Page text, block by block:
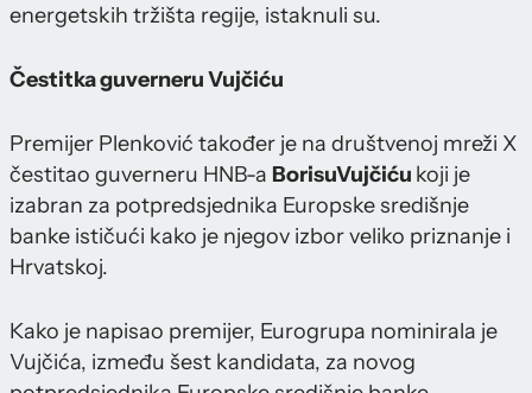
energetskih tržišta regije, istaknuli su.
Čestitka guverneru Vujčiću
Premijer Plenković također je na društvenoj mreži X
čestitao guverneru HNB-a BorisuVujčiću koji je
izabran za potpredsjednika Europske središnje
banke ističući kako je njegov izbor veliko priznanje i
Hrvatskoj.
Kako je napisao premijer, Eurogrupa nominirala je
Vujčića, između šest kandidata, za novog